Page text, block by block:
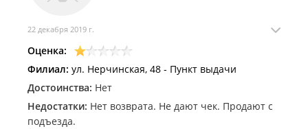
22 декабря 2019 г.
Оценка:
Филиал: ул. Нерчинская, 48 - Пункт выдачи
Достоинства: Нет
Недостатки: Нет возврата. Не дают чек. Продают с
подъезда.